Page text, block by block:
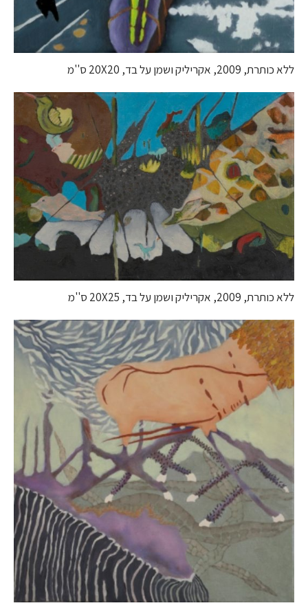
ללא כותרת, 2009, אקריליק ושמן על בד, 20X20 ס''מ
ללא כותרת, 2009, אקריליק ושמן על בד, 20X25 ס''מ